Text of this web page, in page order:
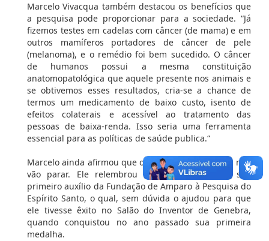
Marcelo Vivacqua também destacou os benefícios que
a pesquisa pode proporcionar para a sociedade. “Já
fizemos testes em cadelas com câncer (de mama) e em
outros mamíferos portadores de câncer de pele
(melanoma), e o remédio foi bem sucedido. O câncer
de humanos possui a mesma constituição
anatomopatológica que aquele presente nos animais e
se obtivemos esses resultados, cria-se a chance de
termos um medicamento de baixo custo, isento de
efeitos colaterais e acessível ao tratamento das
pessoas de baixa-renda. Isso seria uma ferramenta
essencial para as políticas de saúde publica.“
Marcelo ainda afirmou que os estudos e pesquisas não
vão parar. Ele relembrou de quando recebeu seu
primeiro auxílio da Fundação de Amparo à Pesquisa do
Espírito Santo, o qual, sem dúvida o ajudou para que
ele tivesse êxito no Salão do Inventor de Genebra,
quando conquistou no ano passado sua primeira
medalha.